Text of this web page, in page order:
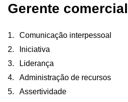
Gerente comercial
Comunicação interpessoal
Iniciativa
Liderança
Administração de recursos
Assertividade